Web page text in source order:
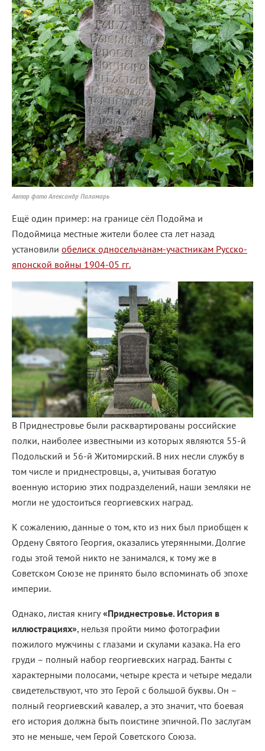
Автор фото Александр Паламарь
Ещё один пример: на границе сёл Подойма и
Подоймица местные жители более ста лет назад
установили обелиск односельчанам-участникам Русско-
японской войны 1904-05 гг.
В Приднестровье были расквартированы российские
полки, наиболее известными из которых являются 55-й
Подольский и 56-й Житомирский. В них несли службу в
том числе и приднестровцы, а, учитывая богатую
военную историю этих подразделений, наши земляки не
могли не удостоиться георгиевских наград.
К сожалению, данные о том, кто из них был приобщен к
Ордену Святого Георгия, оказались утерянными. Долгие
годы этой темой никто не занимался, к тому же в
Советском Союзе не принято было вспоминать об эпохе
империи.
Однако, листая книгу«Приднестровье. История в
иллюстрациях», нельзя пройти мимо фотографии
пожилого мужчины с глазами и скулами казака. На его
груди – полный набор георгиевских наград. Банты с
характерными полосами, четыре креста и четыре медали
свидетельствуют, что это Герой с большой буквы. Он –
полный георгиевский кавалер, а это значит, что боевая
его история должна быть поистине эпичной. По заслугам
это не меньше, чем Герой Советского Союза.